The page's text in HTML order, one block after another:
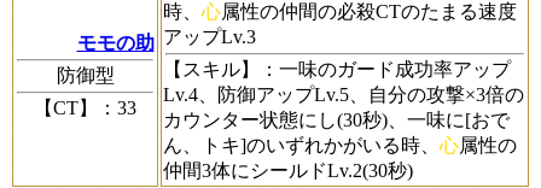
モモの助
防御型
【CT】
：33
時、 心属性の仲間の必殺CTのたまる速度
アップLv.3
【スキル】
：一味のガード成功率アップ
Lv.4、防御アップLv.5、自分の攻撃×3倍の
カウンター状態にし(30秒)、一味に[おで
ん、トキ]のいずれかがいる時、 心属性の
仲間3体にシールドLv.2(30秒)